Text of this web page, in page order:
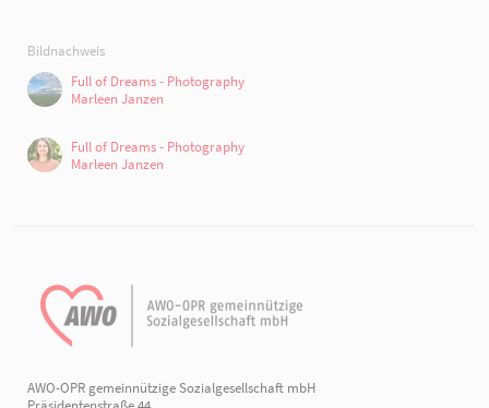
Bildnachweis
Full of Dreams - Photography
Marleen Janzen
Full of Dreams - Photography
Marleen Janzen
AWO-OPR gemeinnützige Sozialgesellschaft mbH